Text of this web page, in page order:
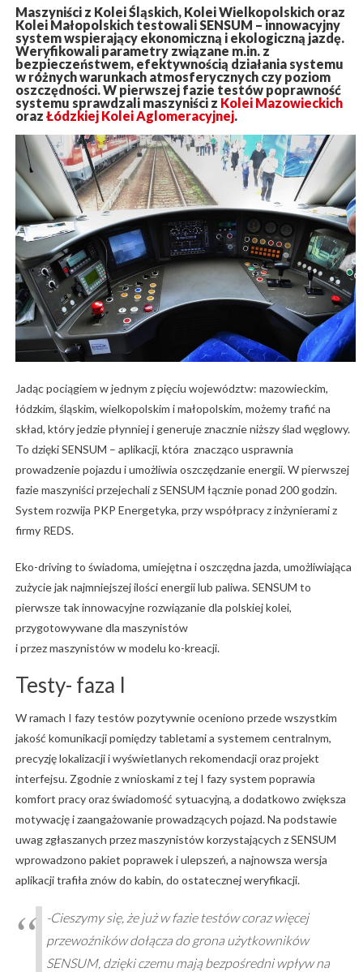
Maszyniści z Kolei Śląskich, Kolei Wielkopolskich oraz
Kolei Małopolskich testowali SENSUM – innowacyjny
system wspierający ekonomiczną i ekologiczną jazdę.
Weryfikowali parametry związane m.in. z
bezpieczeństwem, efektywnością działania systemu
w różnych warunkach atmosferycznych czy poziom
oszczędności. W pierwszej fazie testów poprawność
systemu sprawdzali maszyniści z Kolei Mazowieckich
oraz Łódzkiej Kolei Aglomeracyjnej.
Jadąc pociągiem w jednym z pięciu województw: mazowieckim,
łódzkim, śląskim, wielkopolskim i małopolskim, możemy trafić na
skład, który jedzie płynniej i generuje znacznie niższy ślad węglowy.
To dzięki SENSUM – aplikacji, która znacząco usprawnia
prowadzenie pojazdu i umożliwia oszczędzanie energii. W pierwszej
fazie maszyniści przejechali z SENSUM łącznie ponad 200 godzin.
System rozwija PKP Energetyka, przy współpracy z inżynierami z
firmy REDS.
Eko-driving to świadoma, umiejętna i oszczędna jazda, umożliwiająca
zużycie jak najmniejszej ilości energii lub paliwa. SENSUM to
pierwsze tak innowacyjne rozwiązanie dla polskiej kolei,
przygotowywane dla maszynistów
i przez maszynistów w modelu ko-kreacji.
Testy- faza I
W ramach I fazy testów pozytywnie oceniono przede wszystkim
jakość komunikacji pomiędzy tabletami a systemem centralnym,
precyzję lokalizacji i wyświetlanych rekomendacji oraz projekt
interfejsu. Zgodnie z wnioskami z tej I fazy system poprawia
komfort pracy oraz świadomość sytuacyjną, a dodatkowo zwiększa
motywację i zaangażowanie prowadzących pojazd. Na podstawie
uwag zgłaszanych przez maszynistów korzystających z SENSUM
wprowadzono pakiet poprawek i ulepszeń, a najnowsza wersja
aplikacji trafiła znów do kabin, do ostatecznej weryfikacji.
-Cieszymy się, że już w fazie testów coraz więcej
przewoźników dołącza do grona użytkowników
SENSUM, dzięki czemu mają bezpośredni wpływ na